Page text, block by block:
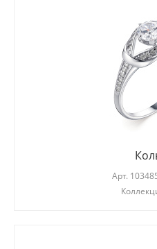
Арт.